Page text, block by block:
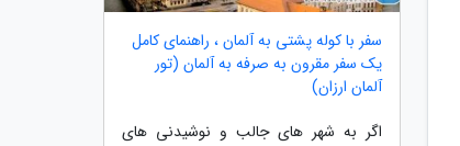
سفر با کوله پشتی به آلمان ، راهنمای کامل
یک سفر مقرون به صرفه به آلمان (تور
آلمان ارزان)
اگر به شهر های جالب و نوشیدنی های